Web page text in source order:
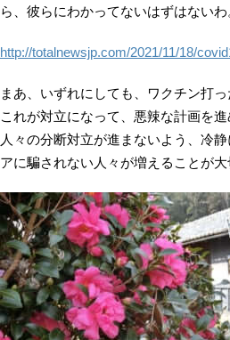
ら、彼らにわかってないはずはないわ
http://totalnewsjp.com/2021/11/18/
まあ、いずれにしても、ワクチン打
これが対立になって、悪辣な計画を
人々の分断対立が進まないよう、冷
アに騙されない人々が増えることが大